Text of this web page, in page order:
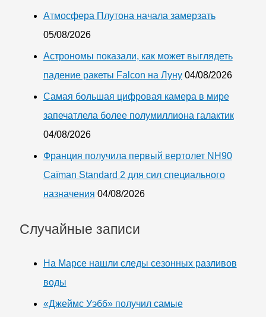
Атмосфера Плутона начала замерзать
05/08/2026
Астрономы показали, как может выглядеть
падение ракеты Falcon на Луну 04/08/2026
Самая большая цифровая камера в мире
запечатлела более полумиллиона галактик
04/08/2026
Франция получила первый вертолет NH90
Caïman Standard 2 для сил специального
назначения 04/08/2026
Случайные записи
На Марсе нашли следы сезонных разливов
воды
«Джеймс Уэбб» получил самые